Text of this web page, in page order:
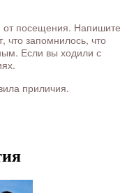
от посещения. Напишите
что запомнилось, что
Если вы ходили с
приличия.